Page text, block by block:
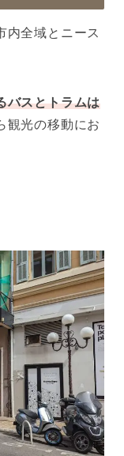
内全域とニース
バスとトラムは
観光の移動にお